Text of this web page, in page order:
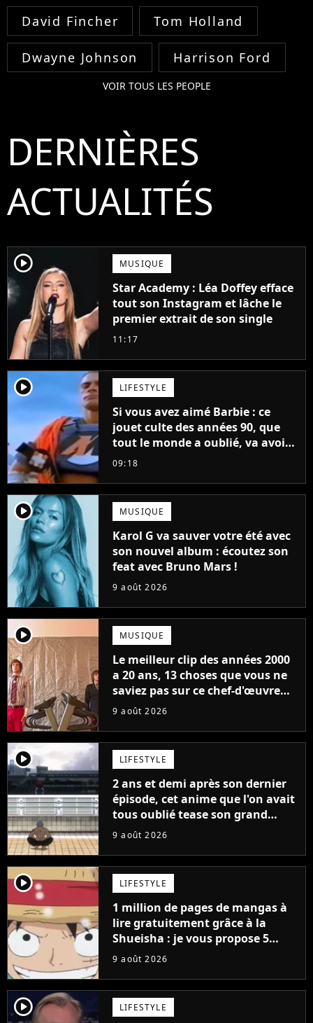
David Fincher Tom Holland
Dwayne Johnson Harrison Ford
VOIR TOUS LES PEOPLE
DERNIÈRES
ACTUALITÉS
player2 MUSIQUE
Star Academy : Léa Doffey efface
tout son Instagram et lâche le
premier extrait de son single
11:17
player2 LIFESTYLE
Si vous avez aimé Barbie : ce
jouet culte des années 90, que
tout le monde a oublié, va avoir
un film
09:18
player2 MUSIQUE
Karol G va sauver votre été avec
son nouvel album : écoutez son
feat avec Bruno Mars !
9 août 2026
player2 MUSIQUE
Le meilleur clip des années 2000
a 20 ans, 13 choses que vous ne
saviez pas sur ce chef-d'œuvre
qui a révolutionné YouTube
9 août 2026
player2 LIFESTYLE
2 ans et demi après son dernier
épisode, cet anime que l'on avait
tous oublié tease son grand
retour
9 août 2026
player2 LIFESTYLE
1 million de pages de mangas à
lire gratuitement grâce à la
Shueisha : je vous propose 5
mangas jamais sortis en France
9 août 2026
player2 LIFESTYLE